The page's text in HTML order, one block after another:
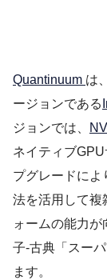
Quantinuum は
ージョンである
ジョンでは、
ネイティブ
プグレードに
法を活用して複
ォームの能力
子-古典「スー
ます。